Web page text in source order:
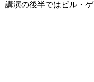
講演の後半ではビル・